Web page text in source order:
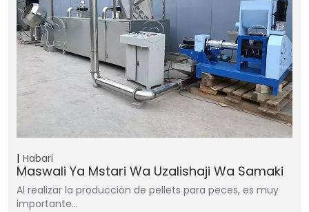
Habari
Maswali Ya Mstari Wa Uzalishaji Wa Samaki
Al realizar la producción de pellets para peces, es muy
importante…